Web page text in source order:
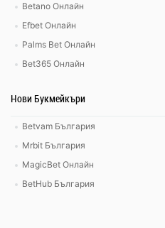
Betano Онлайн
Efbet Онлайн
Palms Bet Онлайн
Bet365 Онлайн
Нови Букмейкъри
Betvam България
Mrbit България
MagicBet Онлайн
BetHub България